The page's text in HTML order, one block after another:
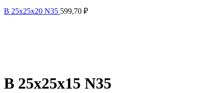
B 25x25x20 N35 599,70 ₽
B 25x25x15 N35